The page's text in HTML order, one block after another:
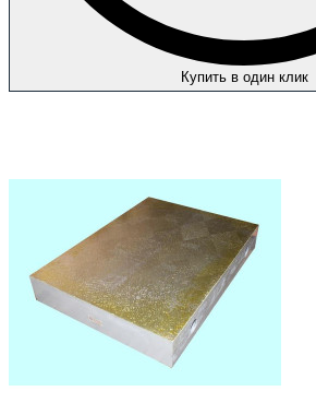
Купить в один клик